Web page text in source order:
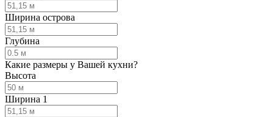
Ширина острова
Глубина
Какие размеры у Вашей кухни?
Высота
Ширина 1